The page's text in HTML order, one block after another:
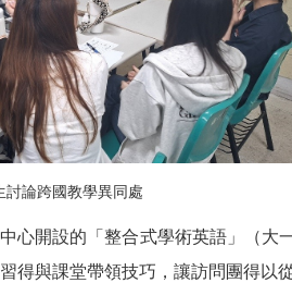
討論跨國教學異同處
心開設的「整合式學術英語」（
得與課堂帶領技巧，讓訪問團得以